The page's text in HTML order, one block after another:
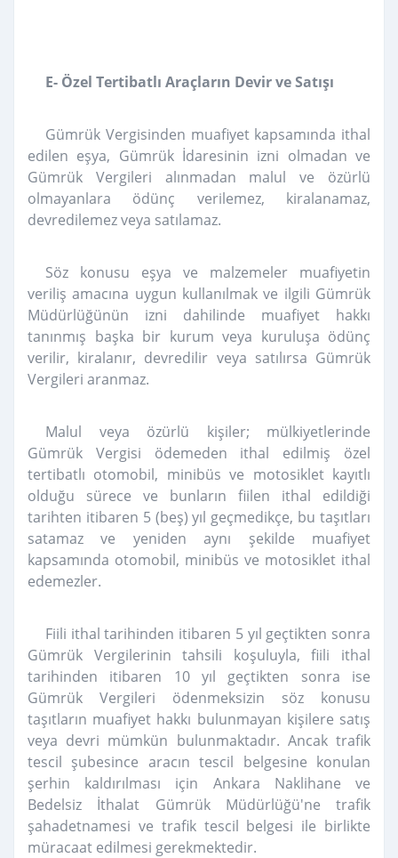
E- Özel Tertibatlı Araçların Devir ve Satışı
Gümrük Vergisinden muafiyet kapsamında ithal
edilen eşya, Gümrük İdaresinin izni olmadan ve
Gümrük Vergileri alınmadan malul ve özürlü
olmayanlara ödünç verilemez, kiralanamaz,
devredilemez veya satılamaz.
Söz konusu eşya ve malzemeler muafiyetin
veriliş amacına uygun kullanılmak ve ilgili Gümrük
Müdürlüğünün izni dahilinde muafiyet hakkı
tanınmış başka bir kurum veya kuruluşa ödünç
verilir, kiralanır, devredilir veya satılırsa Gümrük
Vergileri aranmaz.
Malul veya özürlü kişiler; mülkiyetlerinde
Gümrük Vergisi ödemeden ithal edilmiş özel
tertibatlı otomobil, minibüs ve motosiklet kayıtlı
olduğu sürece ve bunların fiilen ithal edildiği
tarihten itibaren 5 (beş) yıl geçmedikçe, bu taşıtları
satamaz ve yeniden aynı şekilde muafiyet
kapsamında otomobil, minibüs ve motosiklet ithal
edemezler.
Fiili ithal tarihinden itibaren 5 yıl geçtikten sonra
Gümrük Vergilerinin tahsili koşuluyla, fiili ithal
tarihinden itibaren 10 yıl geçtikten sonra ise
Gümrük Vergileri ödenmeksizin söz konusu
taşıtların muafiyet hakkı bulunmayan kişilere satış
veya devri mümkün bulunmaktadır. Ancak trafik
tescil şubesince aracın tescil belgesine konulan
şerhin kaldırılması için Ankara Naklihane ve
Bedelsiz İthalat Gümrük Müdürlüğü'ne trafik
şahadetnamesi ve trafik tescil belgesi ile birlikte
müracaat edilmesi gerekmektedir.